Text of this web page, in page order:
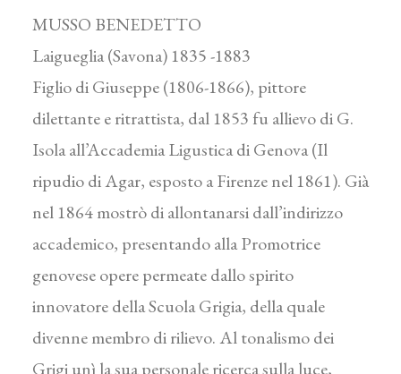
MUSSO BENEDETTO
Laigueglia (Savona) 1835 -1883
Figlio di Giuseppe (1806-1866), pittore
dilettante e ritrattista, dal 1853 fu allievo di G.
Isola all’Accademia Ligustica di Genova (Il
ripudio di Agar, esposto a Firenze nel 1861). Già
nel 1864 mostrò di allontanarsi dall’indirizzo
accademico, presentando alla Promotrice
genovese opere permeate dallo spirito
innovatore della Scuola Grigia, della quale
divenne membro di rilievo. Al tonalismo dei
Grigi unì la sua personale ricerca sulla luce,